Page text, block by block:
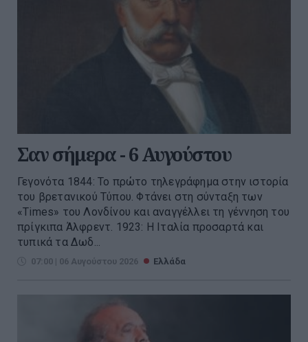
Σαν σήμερα - 6 Αυγούστου
Γεγονότα 1844: Το πρώτο τηλεγράφημα στην ιστορία
του βρετανικού Τύπου. Φτάνει στη σύνταξη των
«Times» του Λονδίνου και αναγγέλλει τη γέννηση του
πρίγκιπα Άλφρεντ. 1923: Η Ιταλία προσαρτά και
τυπικά τα Δωδ...
07:00 | 06 Αυγούστου 2026 Ελλάδα